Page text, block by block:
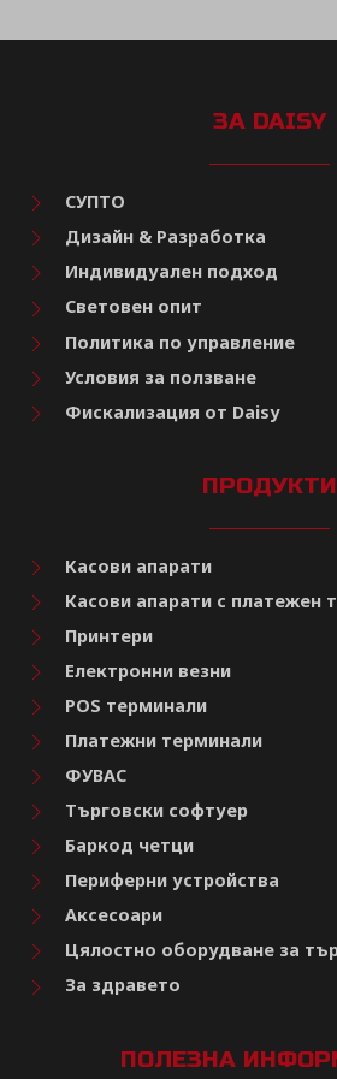
ЗА DAISY
СУПТО
Дизайн & Разработка
Индивидуален подход
Световен опит
Политика по управление
Условия за ползване
Фискализация от Daisy
ПРОДУКТИ
Касови апарати
Касови апарати с платежен
Принтери
Електронни везни
POS терминали
Платежни терминали
ФУВАС
Търговски софтуер
Баркод четци
Периферни устройства
Аксесоари
Цялостно оборудване за
За здравето
ПОЛЕЗНА